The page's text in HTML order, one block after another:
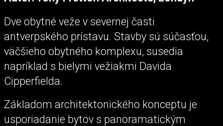
Dve obytné veže v severnej časti
antverpského prístavu. Stavby sú súčasťou,
väčšieho obytného komplexu, susedia
napríklad s bielymi vežiakmi Davida
Cipperfielda.
Základom architektonického konceptu je
usporiadanie bytov s panoramatickým